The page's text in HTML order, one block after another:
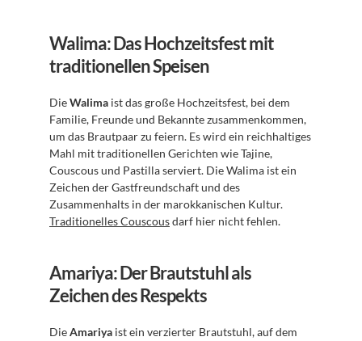
Walima: Das Hochzeitsfest mit
traditionellen Speisen
Die Walima ist das große Hochzeitsfest, bei dem
Familie, Freunde und Bekannte zusammenkommen,
um das Brautpaar zu feiern. Es wird ein reichhaltiges
Mahl mit traditionellen Gerichten wie Tajine,
Couscous und Pastilla serviert. Die Walima ist ein
Zeichen der Gastfreundschaft und des
Traditionelles Couscous darf hier nicht fehlen.
Amariya: Der Brautstuhl als
Zeichen des Respekts
Die Amariya ist ein verzierter Brautstuhl, auf dem